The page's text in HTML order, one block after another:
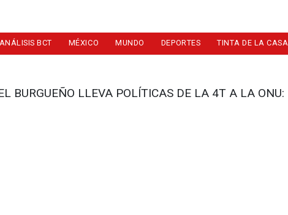
ANÁLISIS BCT MÉXICO MUNDO DEPORTES TINTA DE LA CASA